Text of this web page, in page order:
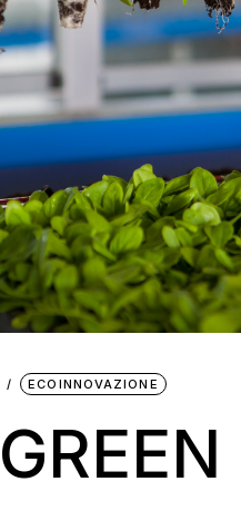
ECOINNOVAZIONE